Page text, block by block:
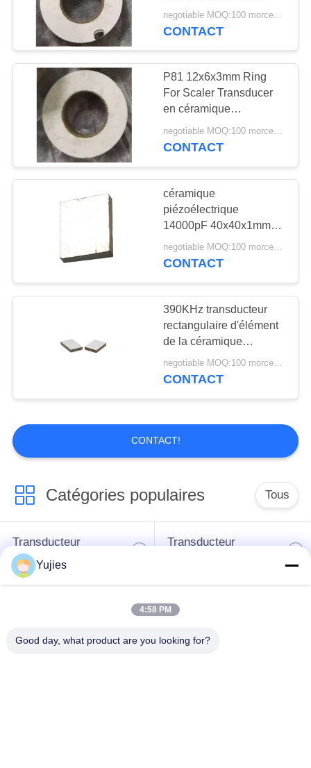
128KHZ P81 PZT
CONTACT
P81 12x6x3mm Ring
For Scaler Transducer
en céramique
piézoélectrique
negotiable MOQ:100 morceaux/morceaux
CONTACT
céramique
piézoélectrique
14000pF 40x40x1mm
de cube en 48KHz PZT
negotiable MOQ:100 morceaux/morceaux
CONTACT
390KHz transducteur
rectangulaire d'élément
de la céramique
piézoélectrique PZT
pour le capteur de bulle
negotiable MOQ:100 morceaux/morceaux
CONTACT
CONTACT!
Catégories populaires Tous
Transducteur
ultrasonique de PZT
Transducteur
Capteur de niveau
Yujies
4:58 PM
Good day, what product are you looking for?